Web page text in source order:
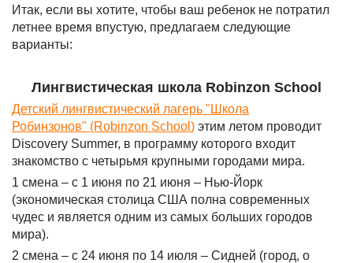
Итак, если вы хотите, чтобы ваш ребенок не потратил
летнее время впустую, предлагаем следующие
варианты:
Лингвистическая школа Robinzon School
Детский лингвистический лагерь "Школа
Робинзонов" (Robinzon School ) этим летом проводит
Discovery Summer, в программу которого входит
знакомство с четырьмя крупными городами мира.
1 смена – с 1 июня по 21 июня – Нью-Йорк
(экономическая столица США полна современных
чудес и является одним из самых больших городов
мира).
2 смена – с 24 июня по 14 июля – Сидней (город, о